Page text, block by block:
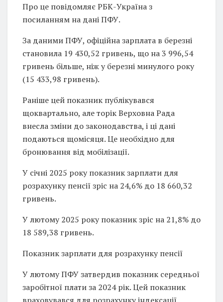
Про це повідомляє РБК-Україна з
посиланням на дані ПФУ.
За даними ПФУ, офіційна зарплата в березні
становила 19 430,52 гривень, що на 3 996,54
гривень більше, ніж у березні минулого року
(15 433,98 гривень).
Раніше цей показник публікувався
щоквартально, але торік Верховна Рада
внесла зміни до законодавства, і ці дані
подаються щомісяця. Це необхідно для
бронювання від мобілізації.
У січні 2025 року показник зарплати для
розрахунку пенсії зріс на 24,6% до 18 660,32
гривень.
У лютому 2025 року показник зріс на 21,8% до
18 589,38 гривень.
Показник зарплати для розрахунку пенсії
У лютому ПФУ затвердив показник середньої
заробітної плати за 2024 рік. Цей показник